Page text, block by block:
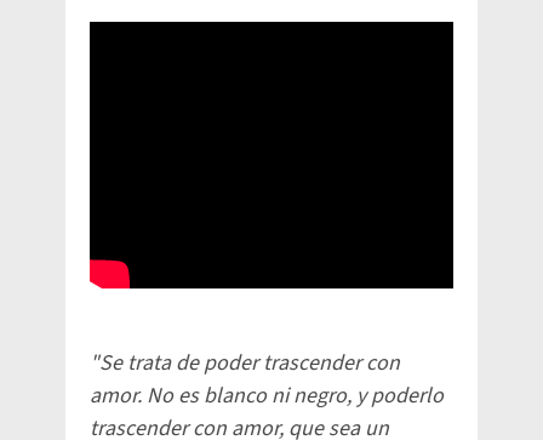
"Se trata de poder trascender con
amor. No es blanco ni negro, y poderlo
trascender con amor, que sea un